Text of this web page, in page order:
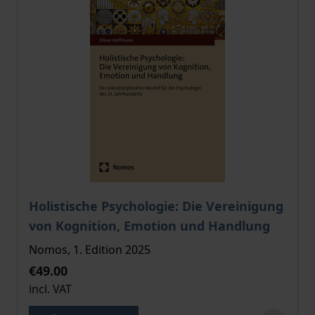
Holistische Psychologie: Die Vereinigung
von Kognition, Emotion und Handlung
The price depends on the options chosen on the
Nomos, 1. Edition 2025
€49.00
incl. VAT